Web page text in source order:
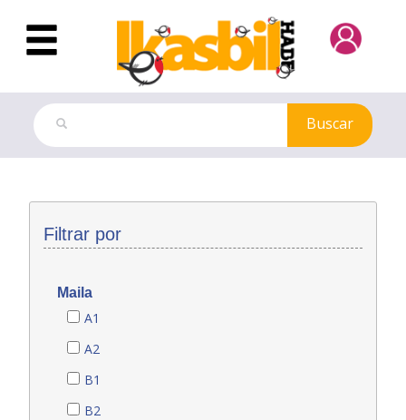
Saltar al contenido principal
Buscar
Filtrar por
Maila
A1
A2
B1
B2